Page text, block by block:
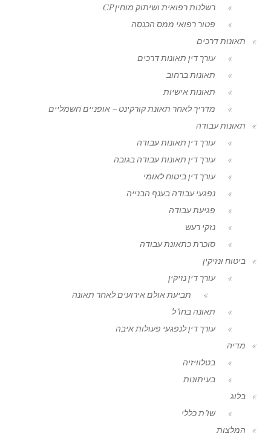
רשלנות רפואית ושיתוק מוחין CP
פטור רפואי ממס הכנסה
תאונות דרכים
עורך דין תאונות דרכים
תאונות ברחוב
תאונות אישיות
מדריך לאחר תאונת קורקינט – אופניים חשמליים
תאונות עבודה
עורך דין תאונות עבודה
עורך דין תאונות עבודה בגובה
עורך דין ביטוח לאומי
נפגעי עבודה בענף הבנייה
פגיעת עבודה
נזקי רעש
סוכרת כתאונת עבודה
ביטוח ונזיקין
עורך דין נזיקין
תביעת אולם אירועים לאחר תאונה
תאונה בחו"ל
עורך דין לנפגעי פעולות איבה
מדיה
בטלוויזיה
בעיתונות
בלוג
שו"ת כללי
המלצות